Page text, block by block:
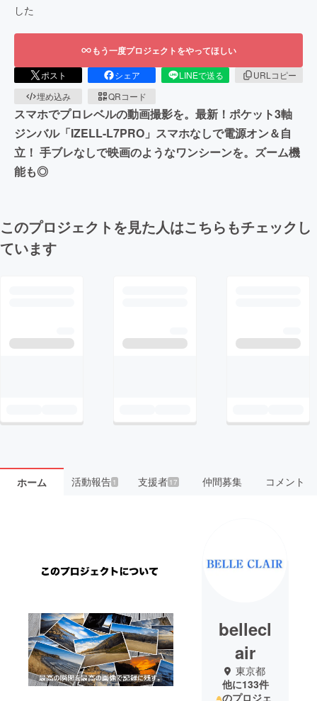
した
もう一度プロジェクトをやってほしい
ポスト シェア LINEで送る
URLコピー
埋め込み
QRコード
スマホでプロレベルの動画撮影を。最新！ポケット3軸
ジンバル「IZELL-L7PRO」スマホなしで電源オン＆自
立！ 手ブレなしで映画のようなワンシーンを。ズーム機
能も◎
このプロジェクトを見た人はこちらもチェックし
ています
ホーム 活動報告1 支援者 17 仲間募集 コメント
bellecl
air
東京都
他に133件
のプロジェ